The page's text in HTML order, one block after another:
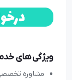
ویژگی های
مشاوره